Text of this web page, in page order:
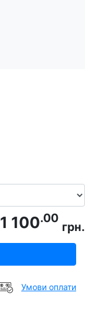
1 100.00
грн.
Умови оплати